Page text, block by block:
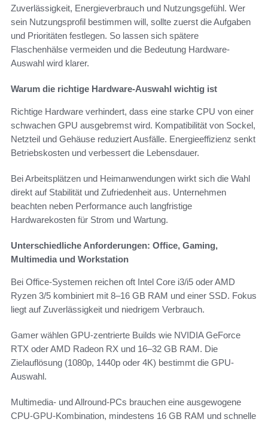
Zuverlässigkeit, Energieverbrauch und Nutzungsgefühl. Wer
sein Nutzungsprofil bestimmen will, sollte zuerst die Aufgaben
und Prioritäten festlegen. So lassen sich spätere
Flaschenhälse vermeiden und die Bedeutung Hardware-
Auswahl wird klarer.
Warum die richtige Hardware-Auswahl wichtig ist
Richtige Hardware verhindert, dass eine starke CPU von einer
schwachen GPU ausgebremst wird. Kompatibilität von Sockel,
Netzteil und Gehäuse reduziert Ausfälle. Energieeffizienz senkt
Betriebskosten und verbessert die Lebensdauer.
Bei Arbeitsplätzen und Heimanwendungen wirkt sich die Wahl
direkt auf Stabilität und Zufriedenheit aus. Unternehmen
beachten neben Performance auch langfristige
Hardwarekosten für Strom und Wartung.
Unterschiedliche Anforderungen: Office, Gaming,
Multimedia und Workstation
Bei Office-Systemen reichen oft Intel Core i3/i5 oder AMD
Ryzen 3/5 kombiniert mit 8–16 GB RAM und einer SSD. Fokus
liegt auf Zuverlässigkeit und niedrigem Verbrauch.
Gamer wählen GPU-zentrierte Builds wie NVIDIA GeForce
RTX oder AMD Radeon RX und 16–32 GB RAM. Die
Zielauflösung (1080p, 1440p oder 4K) bestimmt die GPU-
Auswahl.
Multimedia- und Allround-PCs brauchen eine ausgewogene
CPU-GPU-Kombination, mindestens 16 GB RAM und schnelle